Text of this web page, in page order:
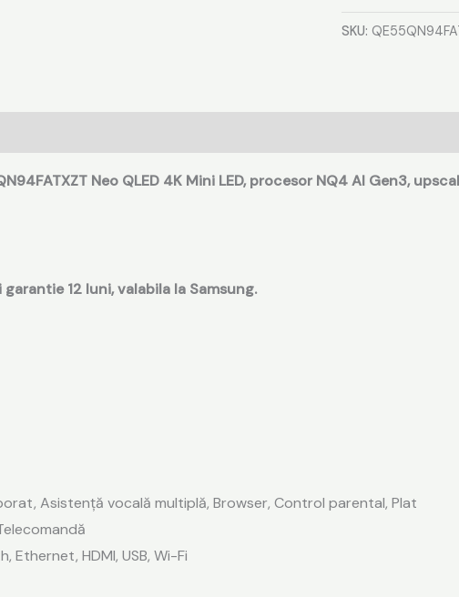
SKU:
Neo QLED 4K Mini LED, procesor NQ4 AI Gen3,
12 luni, valabila la Samsung.
Asistență vocală multiplă, Browser, Control parental, Plat
HDMI, USB, Wi-Fi